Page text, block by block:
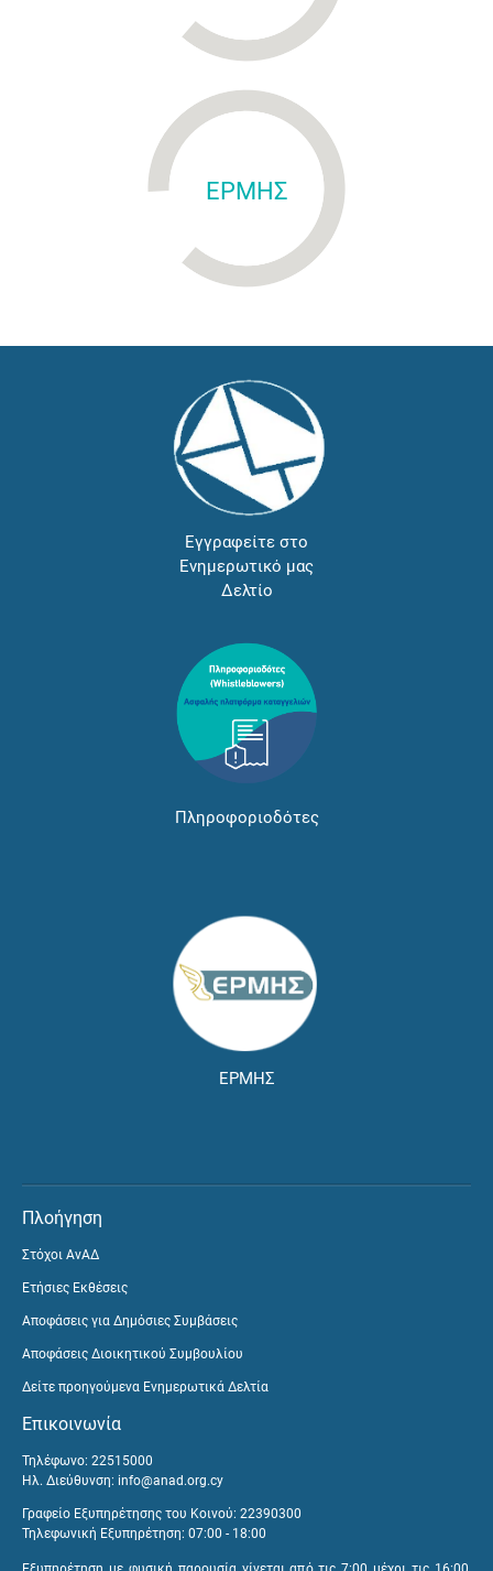
ΕΡΜΗΣ
Εγγραφείτε στο
Ενημερωτικό μας
Δελτίο
Πληροφοριοδότες
ΕΡΜΗΣ
Πλοήγηση
Στόχοι ΑνΑΔ
Ετήσιες Εκθέσεις
Αποφάσεις για Δημόσιες Συμβάσεις
Αποφάσεις Διοικητικού Συμβουλίου
Δείτε προηγούμενα Ενημερωτικά Δελτία
Επικοινωνία
Τηλέφωνο: 22515000
Ηλ. Διεύθυνση: info@anad.org.cy
Γραφείο Εξυπηρέτησης του Κοινού: 22390300
Τηλεφωνική Εξυπηρέτηση: 07:00 - 18:00